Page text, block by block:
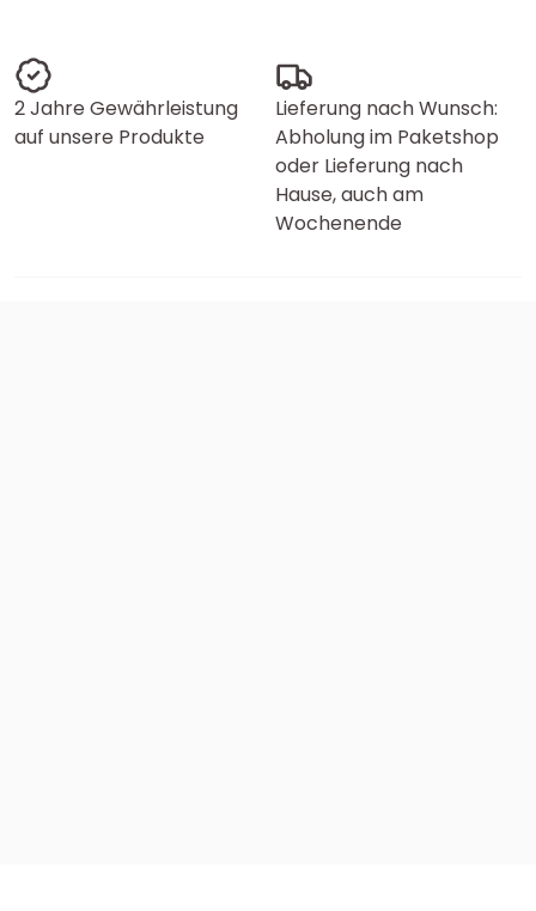
2 Jahre Gewährleistung
auf unsere Produkte
Lieferung nach Wunsch:
Abholung im Paketshop
oder Lieferung nach
Hause, auch am
Wochenende